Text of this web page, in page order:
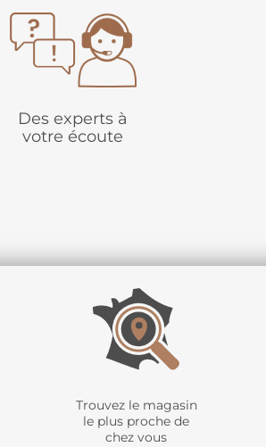
Des experts à
votre écoute
Trouvez le magasin
le plus proche de
chez vous